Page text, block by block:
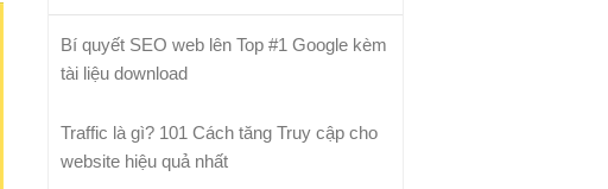
Bí quyết SEO web lên Top #1 Google kèm
tài liệu download
Traffic là gì? 101 Cách tăng Truy cập cho
website hiệu quả nhất